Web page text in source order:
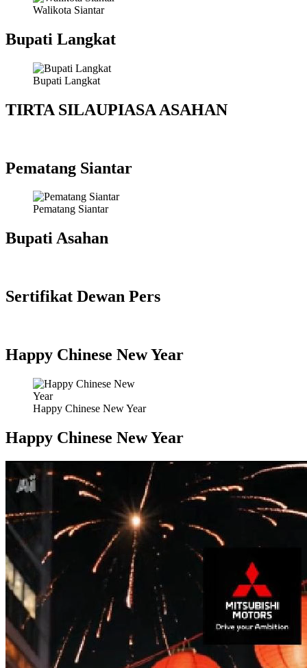
Walikota Siantar
Bupati Langkat
Bupati Langkat
TIRTA SILAUPIASA ASAHAN
Pematang Siantar
Pematang Siantar
Bupati Asahan
Sertifikat Dewan Pers
Happy Chinese New Year
Happy Chinese New Year
Happy Chinese New Year